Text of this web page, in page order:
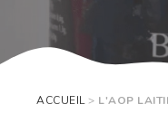
ACCUEIL> L'AOP